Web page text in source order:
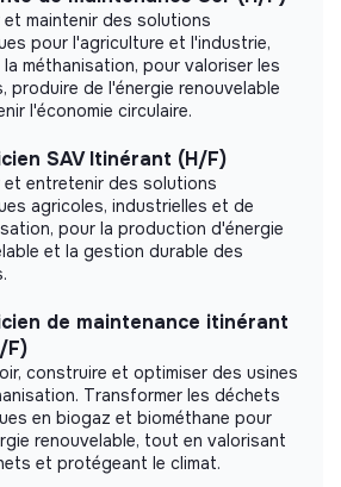
charge de l’IT aux objectifs
et débriefings des IMS sur des
aux briefings et débriefings
adéquate des équipes IT en
les projets en conseillant les
et capitalisation :
des connaissances et des
sur le terrain, rédiger les retours
le déploiement de nouvelles
dans ses missions.
des responsables IT et des
ou lors de sessions
transparency document.
et maintenir des solutions
pour l'agriculture et l'industrie,
méthanisation, pour valoriser les
produire de l'énergie renouvelable
l'économie circulaire.
SAV Itinérant (H/F)
et entretenir des solutions
agricoles, industrielles et de
pour la production d'énergie
et la gestion durable des
de maintenance itinérant
F)
construire et optimiser des usines
Transformer les déchets
en biogaz et biométhane pour
renouvelable, tout en valorisant
et protégeant le climat.